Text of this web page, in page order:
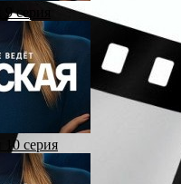
серия
10 серия